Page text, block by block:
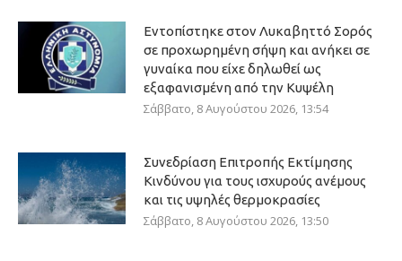
Εντοπίστηκε στον Λυκαβηττό Σορός
σε προχωρημένη σήψη και ανήκει σε
γυναίκα που είχε δηλωθεί ως
εξαφανισμένη από την Κυψέλη
Σάββατο, 8 Αυγούστου 2026, 13:54
Συνεδρίαση Επιτροπής Εκτίμησης
Κινδύνου για τους ισχυρούς ανέμους
και τις υψηλές θερμοκρασίες
Σάββατο, 8 Αυγούστου 2026, 13:50